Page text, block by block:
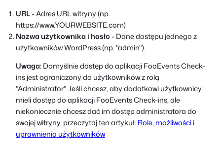
URL- Adres URL witryny (np.
https://www.YOURWEBSITE.com)
Nazwa użytkownika i hasło- Dane dostępu jednego z
użytkowników WordPress (np. "admin").
Uwaga:Domyślnie dostęp do aplikacji FooEvents Check-
ins jest ograniczony do użytkowników z rolą
"Administrator". Jeśli chcesz, aby dodatkowi użytkownicy
mieli dostęp do aplikacji FooEvents Check-ins, ale
niekoniecznie chcesz dać im dostęp administratora do
swojej witryny, przeczytaj ten artykuł: Role, możliwości i
uprawnienia użytkowników